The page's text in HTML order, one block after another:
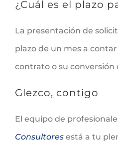
¿Cuál es el plazo
La presentación de
plazo de un mes a
contrato o su conversión
Glezco, contigo
El equipo de
Consultores está a tu